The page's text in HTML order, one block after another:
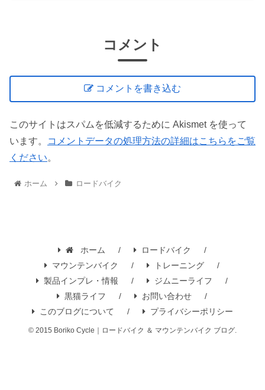
コメント
コメントを書き込む
このサイトはスパムを低減するために Akismet を使って
います。
コメントデータの処理方法の詳細はこちらをご覧
ください。
ホーム ロードバイク
ホーム
ロードバイク
マウンテンバイク
トレーニング
製品インプレ・情報
ジムニーライフ
黒猫ライフ
お問い合わせ
このブログについて
プライバシーポリシー
© 2015 Boriko Cycle｜ロードバイク ＆ マウンテンバイク ブログ.